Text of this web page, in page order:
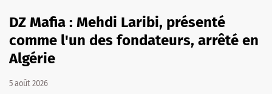
DZ Mafia : Mehdi Laribi, présenté
comme l'un des fondateurs, arrêté en
Algérie
5 août 2026